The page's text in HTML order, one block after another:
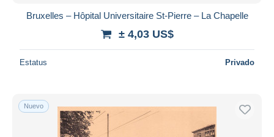
Bruxelles – Hôpital Universitaire St-Pierre – La Chapelle
± 4,03 US$
Estatus Privado
Nuevo